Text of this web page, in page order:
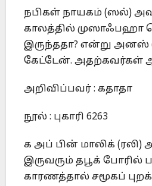
நபிகள் நாயகம் (ஸல்)
காலத்தில் முஸாஃபஹா
இருந்ததா? என்று அனஸ்
கேட்டேன். அதற்கவர்கள்
அறிவிப்பவர் : கதாதா
நூல் : புகாரி 6263
க அப் பின் மாலிக் (ரலி)
இருவரும் தபூக் போரில்
காரணத்தால் சமூகப்